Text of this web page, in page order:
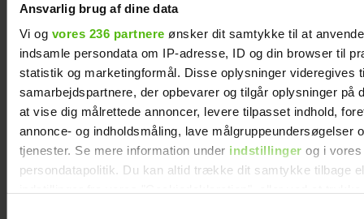
Ansvarlig brug af dine data
Vi og vores 236 partnere ønsker dit samtykke til at
indsamle persondata om IP-adresse, ID og din browser til
statistik og marketingformål. Disse oplysninger videregives
samarbejdspartnere, der opbevarer og tilgår oplysninger på
at vise dig målrettede annoncer, levere tilpasset indhold,
annonce- og indholdsmåling, lave målgruppeundersøgelser
tjenester. Se mere information under indstillinger og i vores
persondatapolitik. Du kan altid trække dit samtykke tilbage
TV 2-profilen Stefan Jepsen ramt af
nyresvigt